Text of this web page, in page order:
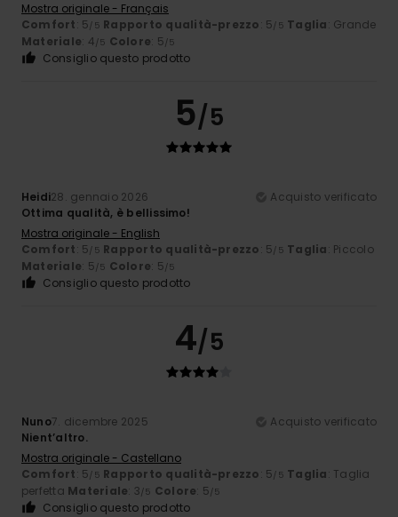
Mostra originale - Français
Comfort: 5/5 Rapporto qualità-prezzo: 5/5 Taglia: Grande
Materiale: 4/5 Colore: 5/5
Consiglio questo prodotto
5/5
Heidi28. gennaio 2026
Acquisto verificato
Ottima qualità, è bellissimo!
Mostra originale - English
Comfort: 5/5 Rapporto qualità-prezzo: 5/5 Taglia: Piccolo
Materiale: 5/5 Colore: 5/5
Consiglio questo prodotto
4/5
Nuno7. dicembre 2025
Acquisto verificato
Nient’altro.
Mostra originale - Castellano
Comfort: 5/5 Rapporto qualità-prezzo: 5/5 Taglia: Taglia
perfetta Materiale: 3/5 Colore: 5/5
Consiglio questo prodotto